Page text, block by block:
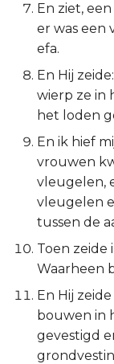
2 Timótheüs
Filémon
Hebreeën
Jakobus
1 Petrus
2 Petrus
1 Johannes
2 Johannes
En ziet,
er was een
efa.
En Hij
wierp ze in
het loden
En ik hief
vrouwen
vleugelen,
vleugelen
tussen de
Toen zeide
Waarheen
En Hij
bouwen in
gevestigd